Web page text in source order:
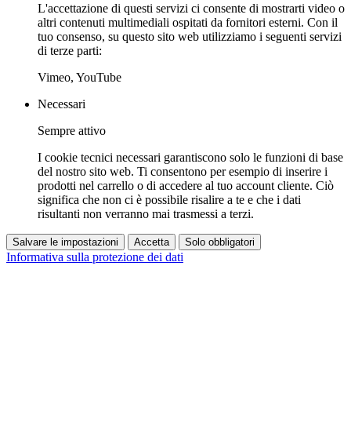
L'accettazione di questi servizi ci consente di mostrarti video o
altri contenuti multimediali ospitati da fornitori esterni. Con il
tuo consenso, su questo sito web utilizziamo i seguenti servizi
di terze parti:
Vimeo, YouTube
Necessari
Sempre attivo
I cookie tecnici necessari garantiscono solo le funzioni di base
del nostro sito web. Ti consentono per esempio di inserire i
prodotti nel carrello o di accedere al tuo account cliente. Ciò
significa che non ci è possibile risalire a te e che i dati
risultanti non verranno mai trasmessi a terzi.
Salvare le impostazioni Accetta Solo obbligatori
Informativa sulla protezione dei dati